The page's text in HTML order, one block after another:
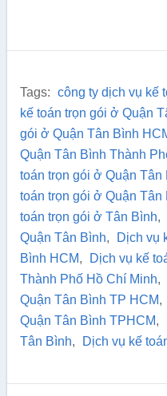
Tags: công ty dịch vụ kế
kế toán trọn gói ở Quận
gói ở Quận Tân Bình
Quận Tân Bình Thành
toán trọn gói ở Quận Tân
toán trọn gói ở Quận Tân
toán trọn gói ở Tân Bình,
Quận Tân Bình,
Dịch vụ
Bình HCM,
Dịch vụ kế
Thành Phố Hồ Chí Minh,
Quận Tân Bình TP HCM,
Quận Tân Bình TPHCM,
Tân Bình, Dịch vụ kế